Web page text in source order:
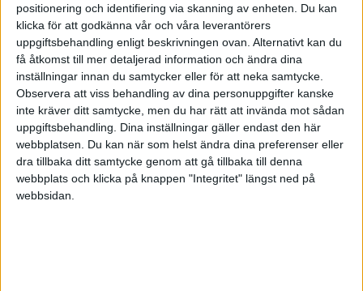
positionering och identifiering via skanning av enheten. Du kan
klicka för att godkänna vår och våra leverantörers
uppgiftsbehandling enligt beskrivningen ovan. Alternativt kan du
få åtkomst till mer detaljerad information och ändra dina
inställningar innan du samtycker eller för att neka samtycke.
Observera att viss behandling av dina personuppgifter kanske
inte kräver ditt samtycke, men du har rätt att invända mot sådan
uppgiftsbehandling. Dina inställningar gäller endast den här
webbplatsen. Du kan när som helst ändra dina preferenser eller
dra tillbaka ditt samtycke genom att gå tillbaka till denna
webbplats och klicka på knappen "Integritet" längst ned på
webbsidan.
FAKTA